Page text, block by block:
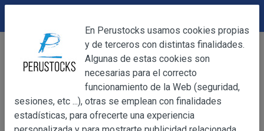
Bebidas
Complementos para Licores
Jarabe de Goma 180 ml
OBJETO
DEVOLUCIONES
En Perustocks usamos cookies propias
y de terceros con distintas finalidades.
Algunas de estas cookies son
necesarias para el correcto
funcionamiento de la Web (seguridad,
sesiones, etc ...), otras se emplean con finalidades
estadísticas, para ofrecerte una experiencia